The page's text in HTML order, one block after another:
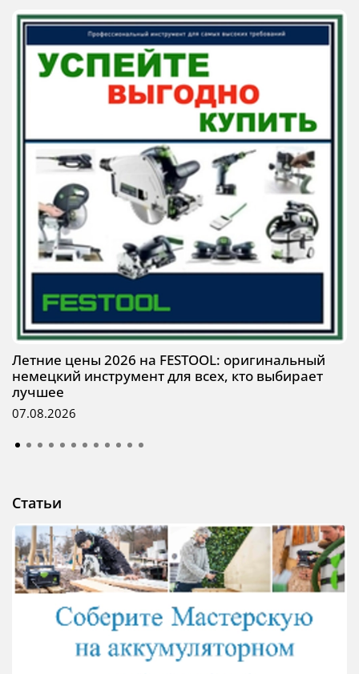
Летние цены 2026 на FESTOOL: оригинальный
немецкий инструмент для всех, кто выбирает
лучшее
07.08.2026
Статьи